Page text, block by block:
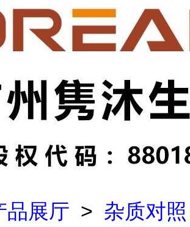
品展厅 > 杂质对照